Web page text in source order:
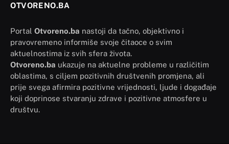
OTVORENO.BA
Portal Otvoreno.ba nastoji da tačno, objektivno i
pravovremeno informiše svoje čitaoce o svim
aktuelnostima iz svih sfera života.
Otvoreno.ba ukazuje na aktuelne probleme u različitim
oblastima, s ciljem pozitivnih društvenih promjena, ali
prije svega afirmira pozitivne vrijednosti, ljude i događaje
koji doprinose stvaranju zdrave i pozitivne atmosfere u
društvu.